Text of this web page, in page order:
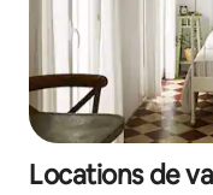
Locations de